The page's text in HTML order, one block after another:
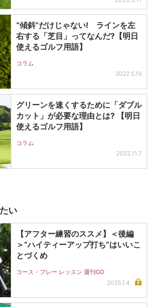
“傾斜”だけじゃない! ラインを左
右する「芝目」ってなんだ?【明日
使えるゴルフ用語】
コラム
2022.5.16
グリーンを速くするために「ダブル
カット」が必要な理由とは? 【明日
使えるゴルフ用語】
コラム
2022.11.7
い
【アフター練習のススメ】＜後編
＞“ハイティーアップ打ち”はいいこ
とづくめ
コース・プレー レッスン 週刊GD
2025.1.4